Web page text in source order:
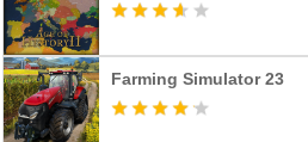
Farming Simulator 23